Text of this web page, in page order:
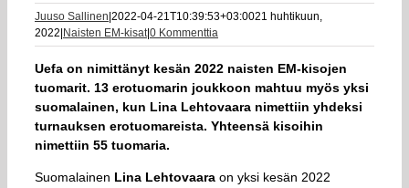
Juuso Sallinen 2022-04-21T10:39:53+03:0021 huhtikuun,
2022 Naisten EM-kisat|0 Kommenttia
Uefa on nimittänyt kesän 2022 naisten EM-kisojen
tuomarit. 13 erotuomarin joukkoon mahtuu myös yksi
suomalainen, kun Lina Lehtovaara nimettiin yhdeksi
turnauksen erotuomareista. Yhteensä kisoihin
nimettiin 55 tuomaria.
Suomalainen Lina Lehtovaara on yksi kesän 2022